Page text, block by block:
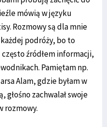
mówią w języku
Rozmowy są dla mnie
podróży, bo to
źródłem informacji,
Pamiętam np.
Alam, gdzie byłam w
głośno zachwalał swoje
rozmowy.